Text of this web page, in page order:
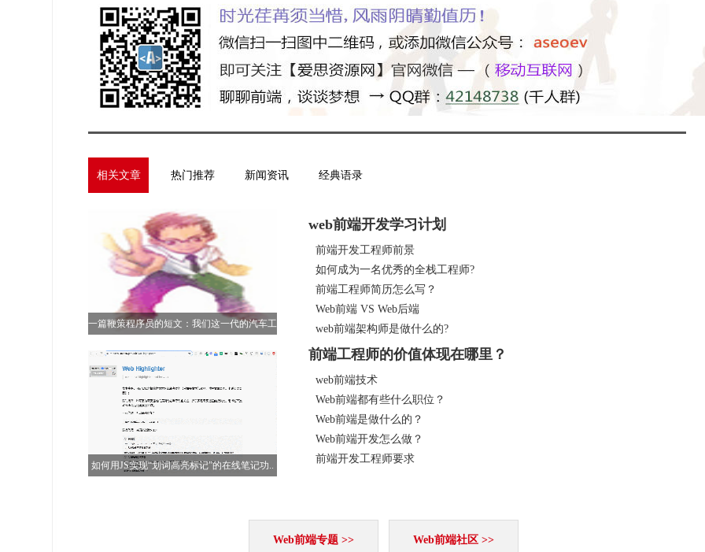
相关文章 热门推荐 新闻资讯 经典语录
一篇鞭策程序员的短文：我们这一代的汽车工
如何用JS实现“划词高亮标记”的在线笔记功..
web前端开发学习计划
前端开发工程师前景
如何成为一名优秀的全栈工程师?
前端工程师简历怎么写？
Web前端 VS Web后端
web前端架构师是做什么的?
前端工程师的价值体现在哪里？
web前端技术
Web前端都有些什么职位？
Web前端是做什么的？
Web前端开发怎么做？
前端开发工程师要求
Web前端专题 >> Web前端社区 >>